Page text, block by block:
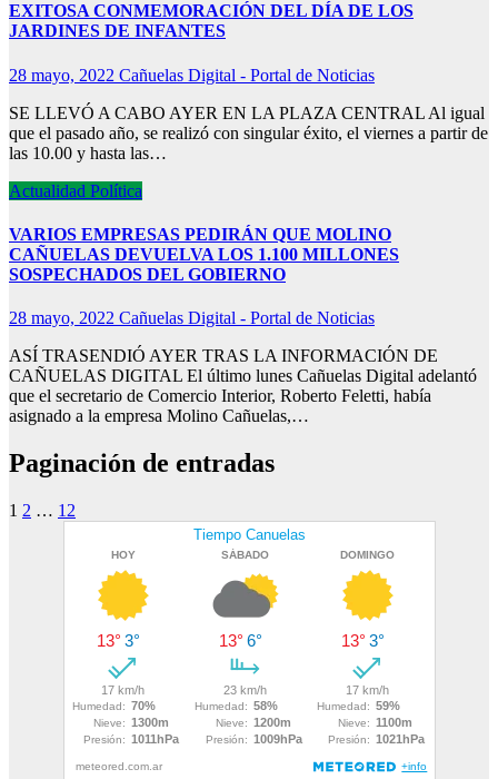
EXITOSA CONMEMORACIÓN DEL DÍA DE LOS
JARDINES DE INFANTES
28 mayo, 2022 Cañuelas Digital - Portal de Noticias
SE LLEVÓ A CABO AYER EN LA PLAZA CENTRAL Al igual
que el pasado año, se realizó con singular éxito, el viernes a partir de
las 10.00 y hasta las…
Actualidad Política
VARIOS EMPRESAS PEDIRÁN QUE MOLINO
CAÑUELAS DEVUELVA LOS 1.100 MILLONES
SOSPECHADOS DEL GOBIERNO
28 mayo, 2022 Cañuelas Digital - Portal de Noticias
ASÍ TRASENDIÓ AYER TRAS LA INFORMACIÓN DE
CAÑUELAS DIGITAL El último lunes Cañuelas Digital adelantó
que el secretario de Comercio Interior, Roberto Feletti, había
asignado a la empresa Molino Cañuelas,…
Paginación de entradas
1 2 … 12